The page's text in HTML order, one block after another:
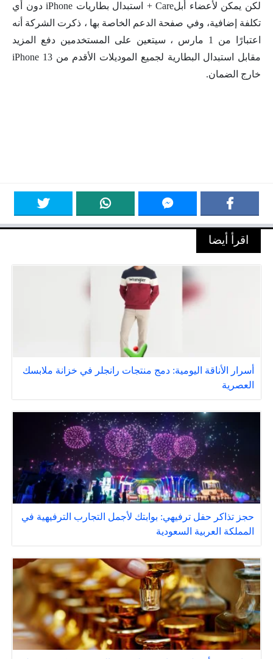
لكن يمكن لأعضاء أبلCare + استبدال بطاريات iPhone دون أي
تكلفة إضافية، وفي صفحة الدعم الخاصة بها ، ذكرت الشركة أنه
اعتبارًا من 1 مارس ، سيتعين على المستخدمين دفع المزيد
مقابل استبدال البطارية لجميع الموديلات الأقدم من iPhone 13
خارج الضمان.
اقرأ أيضا
أسرار الأناقة اليومية: دمج منتجات رانجلر في خزانة ملابسك
العصرية
حجز تذاكر حفل ترفيهي: بوابتك لأجمل التجارب الترفيهية في
المملكة العربية السعودية